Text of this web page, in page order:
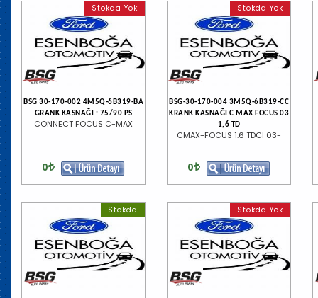
Stokda Yok
BSG 30-170-002 4M5Q-6B319-BA
GRANK KASNAĞI : 75/90 PS
CONNECT FOCUS C-MAX
0
Stokda Yok
BSG-30-170-004 3M5Q-6B319-CC
KRANK KASNAĞI C MAX FOCUS 03
1,6 TD
CMAX-FOCUS 1.6 TDCI 03-
0
Stokda Stokda Yok